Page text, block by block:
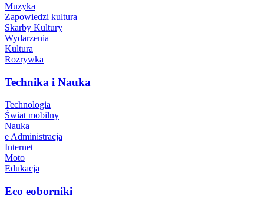
Muzyka
Zapowiedzi kultura
Skarby Kultury
Wydarzenia
Kultura
Rozrywka
Technika i Nauka
Technologia
Świat mobilny
Nauka
e Administracja
Internet
Moto
Edukacja
Eco eoborniki